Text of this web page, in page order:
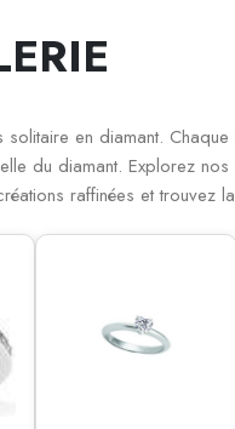
en diamant.
du diamant. Explorez
raffinées et trouvez